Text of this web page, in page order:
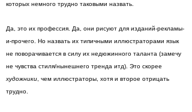
которых немного трудно таковыми назвать.
Да, это их профессия. Да, они рисуют для изданий-рекламы-
и-прочего. Но назвать их типичными иллюстраторами язык
не поворачивается в силу их недюжинного таланта (замечу
не чувства стиля/нынешнего тренда итд). Это скорее
художники , чем иллюстраторы, хотя и второе отрицать
трудно.